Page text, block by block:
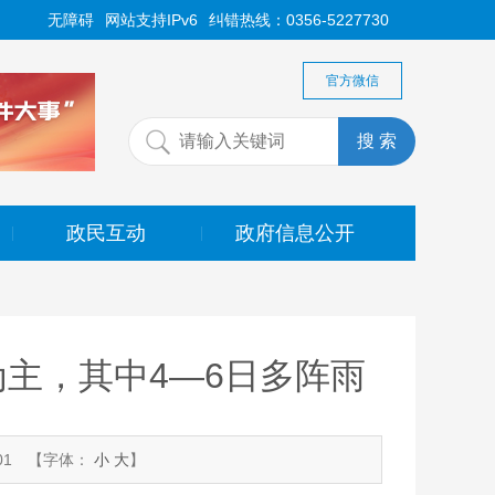
纠错热线：0356-5227730
网站支持IPv6
无障碍
官方微信
政民互动 政府信息公开
主，其中4—6日多阵雨
【字体：小 大】